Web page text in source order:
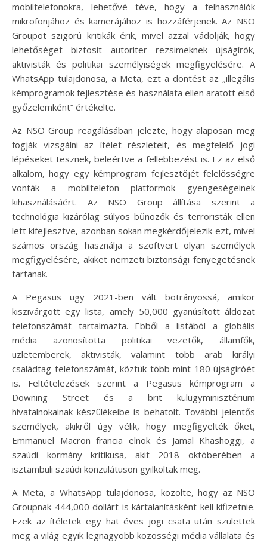
mobiltelefonokra, lehetővé téve, hogy a felhasználók
mikrofonjához és kamerájához is hozzáférjenek. Az NSO
Groupot szigorú kritikák érik, mivel azzal vádolják, hogy
lehetőséget biztosít autoriter rezsimeknek újságírók,
aktivisták és politikai személyiségek megfigyelésére. A
WhatsApp tulajdonosa, a Meta, ezt a döntést az „illegális
kémprogramok fejlesztése és használata ellen aratott első
győzelemként” értékelte.
Az NSO Group reagálásában jelezte, hogy alaposan meg
fogják vizsgálni az ítélet részleteit, és megfelelő jogi
lépéseket tesznek, beleértve a fellebbezést is. Ez az első
alkalom, hogy egy kémprogram fejlesztőjét felelősségre
vonták a mobiltelefon platformok gyengeségeinek
kihasználásáért. Az NSO Group állítása szerint a
technológia kizárólag súlyos bűnözők és terroristák ellen
lett kifejlesztve, azonban sokan megkérdőjelezik ezt, mivel
számos ország használja a szoftvert olyan személyek
megfigyelésére, akiket nemzeti biztonsági fenyegetésnek
tartanak.
A Pegasus ügy 2021-ben vált botrányossá, amikor
kiszivárgott egy lista, amely 50,000 gyanúsított áldozat
telefonszámát tartalmazta. Ebből a listából a globális
média azonosította politikai vezetők, államfők,
üzletemberek, aktivisták, valamint több arab királyi
családtag telefonszámát, köztük több mint 180 újságíróét
is. Feltételezések szerint a Pegasus kémprogram a
Downing Street és a brit külügyminisztérium
hivatalnokainak készülékeibe is behatolt. További jelentős
személyek, akikről úgy vélik, hogy megfigyelték őket,
Emmanuel Macron francia elnök és Jamal Khashoggi, a
szaúdi kormány kritikusa, akit 2018 októberében a
isztambuli szaúdi konzulátuson gyilkoltak meg.
A Meta, a WhatsApp tulajdonosa, közölte, hogy az NSO
Groupnak 444,000 dollárt is kártalanításként kell kifizetnie.
Ezek az ítéletek egy hat éves jogi csata után születtek
meg a világ egyik legnagyobb közösségi média vállalata és